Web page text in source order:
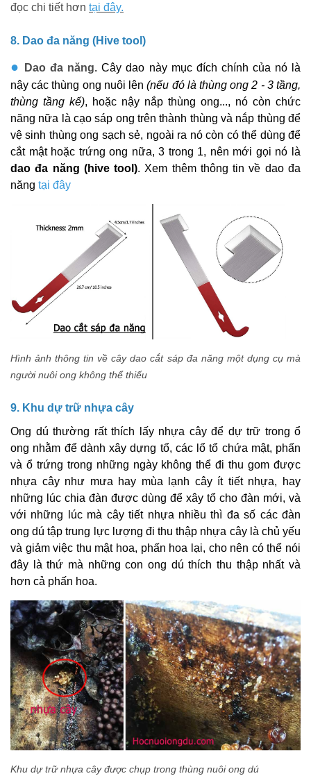
đọc chi tiết hơn tại đây.
8. Dao đa năng (Hive tool)
● Dao đa năng.Cây dao này mục đích chính của nó là
nậy các thùng ong nuôi lên(nếu đó là thùng ong 2 - 3 tầng,
thùng tầng kế), hoặc nậy nắp thùng ong..., nó còn chức
năng nữa là cạo sáp ong trên thành thùng và nắp thùng để
vệ sinh thùng ong sạch sẻ, ngoài ra nó còn có thể dùng để
cắt mật hoặc trứng ong nữa, 3 trong 1, nên mới gọi nó là
dao đa năng (hive tool). Xem thêm thông tin về dao đa
năng tại đây
Hình ảnh thông tin về cây dao cắt sáp đa năng một dụng cụ mà
người nuôi ong không thể thiếu
9. Khu dự trữ nhựa cây
Ong dú thường rất thích lấy nhựa cây để dự trữ trong ổ
ong nhằm để dành xây dựng tổ, các lổ tổ chứa mật, phấn
và ổ trứng trong những ngày không thể đi thu gom được
nhựa cây như mưa hay mùa lạnh cây ít tiết nhựa, hay
những lúc chia đàn được dùng để xây tổ cho đàn mới, và
với những lúc mà cây tiết nhựa nhiều thì đa số các đàn
ong dú tập trung lực lượng đi thu thập nhựa cây là chủ yếu
và giảm việc thu mật hoa, phấn hoa lại, cho nên có thể nói
đây là thứ mà những con ong dú thích thu thập nhất và
hơn cả phấn hoa.
Khu dự trữ nhựa cây được chụp trong thùng nuôi ong dú